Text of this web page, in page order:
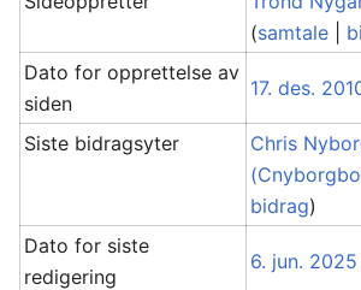
(samtale
Dato for opprettelse av
siden
17. des.
Siste bidragsyter
Chris
bidrag)
Dato for siste
redigering
6. jun.